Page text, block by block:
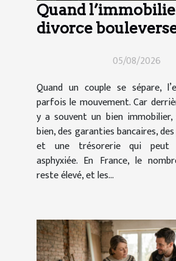
Quand
divorce
05/08/2026
Quand un couple se sépare,
parfois le mouvement. Car
y a souvent un bien
bien, des garanties bancaires,
et une trésorerie qui peut
asphyxiée. En France, le
reste élevé, et les...